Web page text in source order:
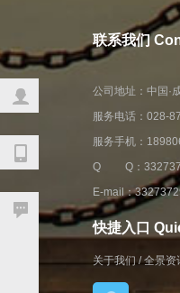
联系我们
公司地址：中国·
服务电话：028-
服务手机：
Q Q：
E-mail：
快捷入口
关于我们/全景资